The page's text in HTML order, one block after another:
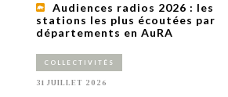
1 AN
Audiences radios 2026 : les
stations les plus écoutées par
départements en AuRA
COLLECTIVITÉS
31 JUILLET 2026